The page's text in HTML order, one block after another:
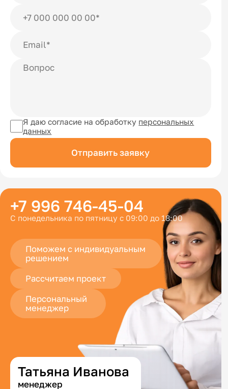
Я даю согласие на обработку персональных
данных
Отправить заявку
+7 996 746-45-04
С понедельника по пятницу с 09:00 до 18:00
Поможем с индивидуальным
решением
Рассчитаем проект
Персональный
менеджер
Татьяна Иванова
менеджер